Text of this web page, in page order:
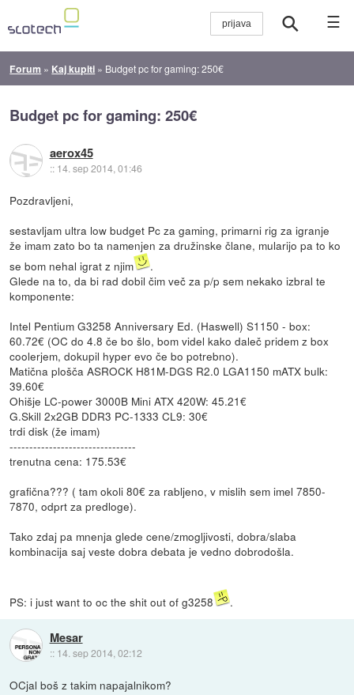
☰
Forum » Kaj kupiti » Budget pc for gaming: 250€
Budget pc for gaming: 250€
aerox45
:: 14. sep 2014, 01:46
Pozdravljeni,
sestavljam ultra low budget Pc za gaming, primarni rig za igranje
že imam zato bo ta namenjen za družinske člane, mularijo pa to ko
se bom nehal igrat z njim
.
Glede na to, da bi rad dobil čim več za p/p sem nekako izbral te
komponente:
Intel Pentium G3258 Anniversary Ed. (Haswell) S1150 - box:
60.72€ (OC do 4.8 če bo šlo, bom videl kako daleč pridem z box
coolerjem, dokupil hyper evo če bo potrebno).
Matična plošča ASROCK H81M-DGS R2.0 LGA1150 mATX bulk:
39.60€
Ohišje LC-power 3000B Mini ATX 420W: 45.21€
G.Skill 2x2GB DDR3 PC-1333 CL9: 30€
trdi disk (že imam)
--------------------------------
trenutna cena: 175.53€
grafična??? ( tam okoli 80€ za rabljeno, v mislih sem imel 7850-
7870, odprt za predloge).
Tako zdaj pa mnenja glede cene/zmogljivosti, dobra/slaba
kombinacija saj veste dobra debata je vedno dobrodošla.
PS: i just want to oc the shit out of g3258 .
Mesar
:: 14. sep 2014, 02:12
OCjal boš z takim napajalnikom?